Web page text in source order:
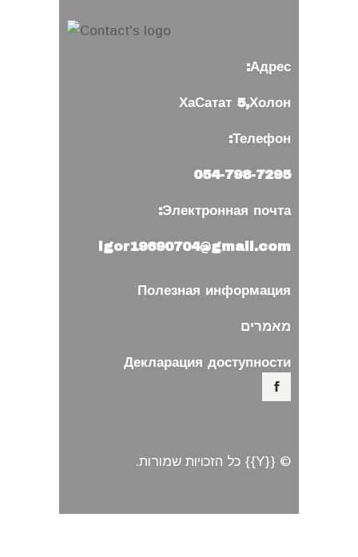
Адрес:
ХаСатат 5,Холон
Телефон:
054-798-7295
Электронная почта:
igor19690704@gmail.com
Полезная информация
מאמרים
Декларация доступности
© {{Y}} כל הזכויות שמורות.